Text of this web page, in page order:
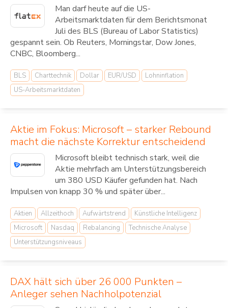
Man darf heute auf die US-
Arbeitsmarktdaten für dem Berichtsmonat
Juli des BLS (Bureau of Labor Statistics)
gespannt sein. Ob Reuters, Morningstar, Dow Jones,
CNBC, Bloomberg...
BLS Charttechnik Dollar EUR/USD
Lohninflation
US-Arbeitsmarktdaten
Aktie im Fokus: Microsoft – starker Rebound
macht die nächste Korrektur entscheidend
Microsoft bleibt technisch stark, weil die
Aktie mehrfach am Unterstützungsbereich
um 380 USD Käufer gefunden hat. Nach
Impulsen von knapp 30 % und später über...
Aktien Allzeithoch Aufwärtstrend
Künstliche Intelligenz
Microsoft
Nasdaq Rebalancing
Technische Analyse
Unterstützungsniveaus
DAX hält sich über 26 000 Punkten –
Anleger sehen Nachholpotenzial